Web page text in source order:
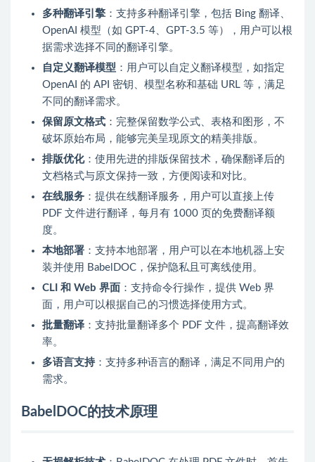
多种翻译引擎 ：支持多种翻译引擎，包括 Bing 翻译、
OpenAI 模型（如 GPT-4、GPT-3.5 等），用户可以根
据需求选择不同的翻译引擎。
自定义翻译模型 ：用户可以自定义翻译模型，如指定
OpenAI 的 API 密钥、模型名称和基础 URL 等，满足
不同的翻译需求。
保留原文格式 ：完整保留数学公式、表格和图形，不
破坏原始布局，能够完美呈现原文的精美排版。
排版优化：使用先进的排版保留技术，确保翻译后的
文档格式与原文保持一致，方便阅读和对比。
在线服务 ：提供在线翻译服务，用户可以直接上传
PDF 文件进行翻译，每月有 1000 页的免费翻译额
度。
本地部署 ：支持本地部署，用户可以在本地机器上安
装并使用 BabelDOC，保护隐私且可离线使用。
CLI 和 Web 界面 ：支持命令行操作，提供 Web 界
面，用户可以根据自己的习惯选择使用方式。
批量翻译 ：支持批量翻译多个 PDF 文件，提高翻译效
率。
多语言支持：支持多种语言的翻译，满足不同用户的
需求。
BabelDOC的技术原理